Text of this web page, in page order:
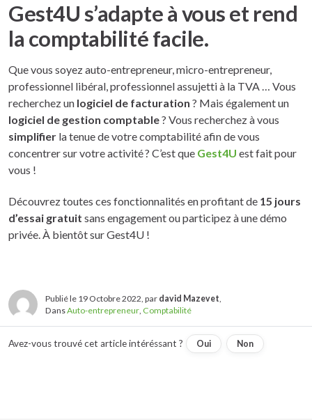
Gest4U s’adapte à vous et rend
la comptabilité facile.
Que vous soyez auto-entrepreneur, micro-entrepreneur,
professionnel libéral, professionnel assujetti à la TVA … Vous
recherchez un logiciel de facturation ? Mais également un
logiciel de gestion comptable? Vous recherchez à vous
simplifier la tenue de votre comptabilité afin de vous
concentrer sur votre activité ? C’est que Gest4U est fait pour
vous !
Découvrez toutes ces fonctionnalités en profitant de 15 jours
d’essai gratuit sans engagement ou participez à une démo
privée. À bientôt sur Gest4U !
Publié le 19 Octobre 2022, par david Mazevet
DansAuto-entrepreneur, Comptabilité
Avez-vous trouvé cet article intéréssant ? Oui Non